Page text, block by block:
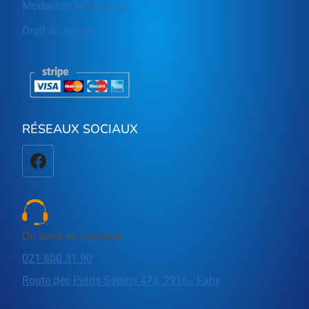
Modalités de livraison
Droit au retour
RÉSEAUX SOCIAUX
Du lundi au vendredi
021 800 31 90
Route des Petits Sapins 47a, 2916 - Fahy